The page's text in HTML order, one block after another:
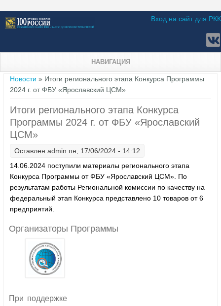
Вход на сайт для РКК
НАВИГАЦИЯ
Вы здесь
Новости » Итоги регионального этапа Конкурса Программы
2024 г. от ФБУ «Ярославский ЦСМ»
Итоги регионального этапа Конкурса
Программы 2024 г. от ФБУ «Ярославский
ЦСМ»
Оставлен admin пн, 17/06/2024 - 14:12
14.06.2024 поступили материалы регионального этапа
Конкурса Программы от ФБУ «Ярославский ЦСМ». По
результатам работы Региональной комиссии по качеству на
федеральный этап Конкурса представлено 10 товаров от 6
предприятий.
Организаторы Программы
При поддержке